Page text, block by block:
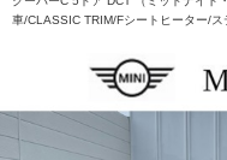
車/CLASSIC TRIM/Fシートヒーター/ス
ブクルーズコントロール